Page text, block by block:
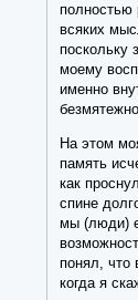
полностью
всяких
поскольку
моему
именно
На этом
память
как
спине
мы (люди)
понял, что
когда я